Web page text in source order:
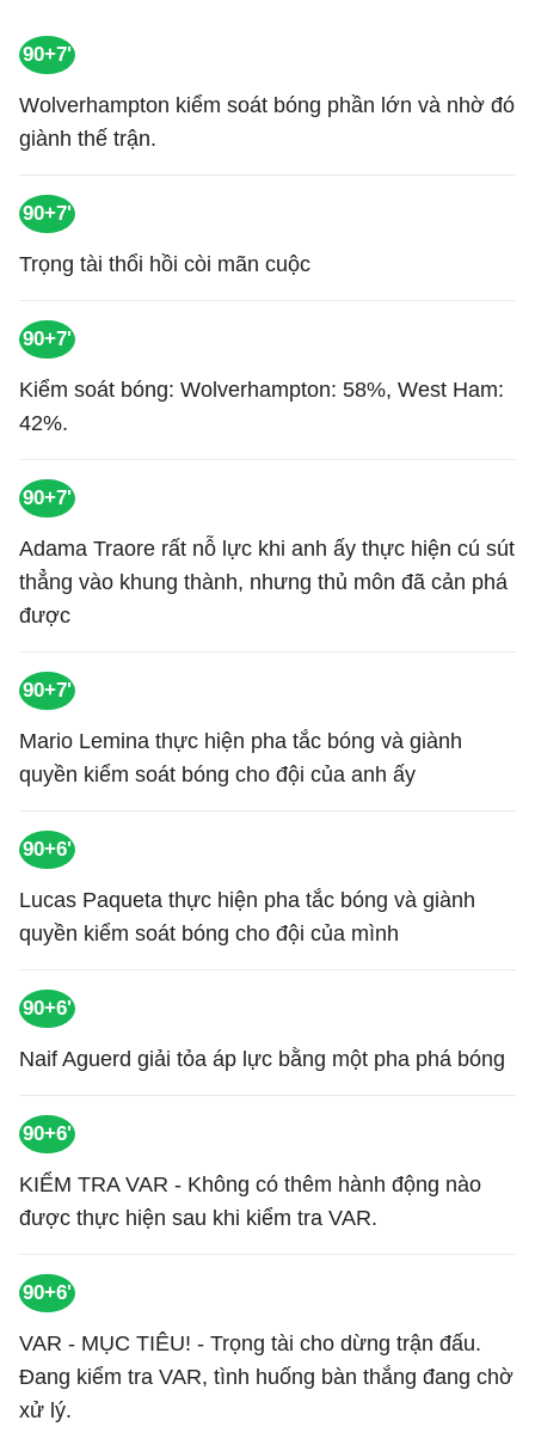
90+7'
Wolverhampton kiểm soát bóng phần lớn và nhờ đó
giành thế trận.
90+7'
Trọng tài thổi hồi còi mãn cuộc
90+7'
Kiểm soát bóng: Wolverhampton: 58%, West Ham:
42%.
90+7'
Adama Traore rất nỗ lực khi anh ấy thực hiện cú sút
thẳng vào khung thành, nhưng thủ môn đã cản phá
được
90+7'
Mario Lemina thực hiện pha tắc bóng và giành
quyền kiểm soát bóng cho đội của anh ấy
90+6'
Lucas Paqueta thực hiện pha tắc bóng và giành
quyền kiểm soát bóng cho đội của mình
90+6'
Naif Aguerd giải tỏa áp lực bằng một pha phá bóng
90+6'
KIỂM TRA VAR - Không có thêm hành động nào
được thực hiện sau khi kiểm tra VAR.
90+6'
VAR - MỤC TIÊU! - Trọng tài cho dừng trận đấu.
Đang kiểm tra VAR, tình huống bàn thắng đang chờ
xử lý.